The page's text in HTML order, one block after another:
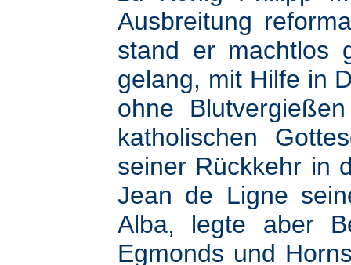
Ausbreitung
stand er machtlos
gelang, mit Hilfe in
ohne
katholischen
seiner Rückkehr in
Jean de Ligne
Alba, legte aber
Egmonds und